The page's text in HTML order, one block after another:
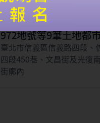
臺北市信義區三興段
972地號等9筆土地都
案
臺北市信義區信義路四段、
四段450巷、文昌街及光復
街廓內